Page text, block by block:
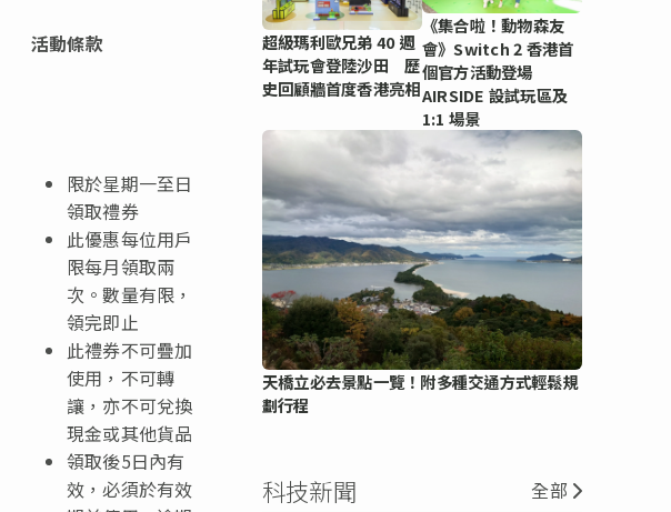
活動條款
限於星期一至日
領取禮券
此優惠每位用戶
限每月領取兩
次。數量有限，
領完即止
此禮券不可疊加
使用，不可轉
讓，亦不可兌換
現金或其他貨品
領取後5日內有
效，必須於有效
超級瑪利歐兄弟 40 週
年試玩會登陸沙田 歷
史回顧牆首度香港亮相
《集合啦！動物森友
會》Switch 2 香港首
個官方活動登場
AIRSIDE 設試玩區及
1:1 場景
天橋立必去景點一覽！附多種交通方式輕鬆規
劃行程
科技新聞 全部